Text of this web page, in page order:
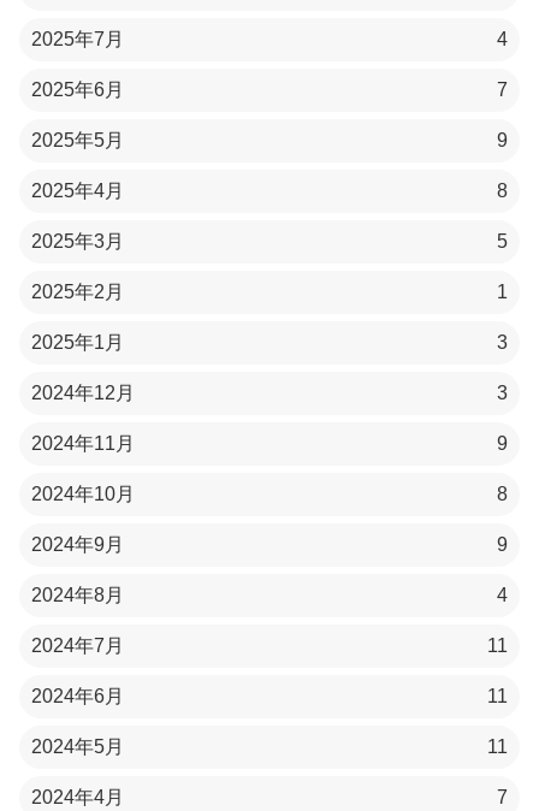
2025年7月 4
2025年6月 7
2025年5月 9
2025年4月 8
2025年3月 5
2025年2月 1
2025年1月 3
2024年12月 3
2024年11月 9
2024年10月 8
2024年9月 9
2024年8月 4
2024年7月 11
2024年6月 11
2024年5月 11
2024年4月 7